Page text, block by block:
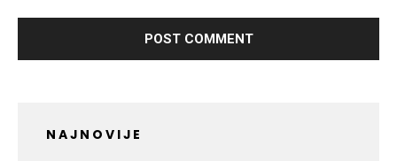
NAJNOVIJE